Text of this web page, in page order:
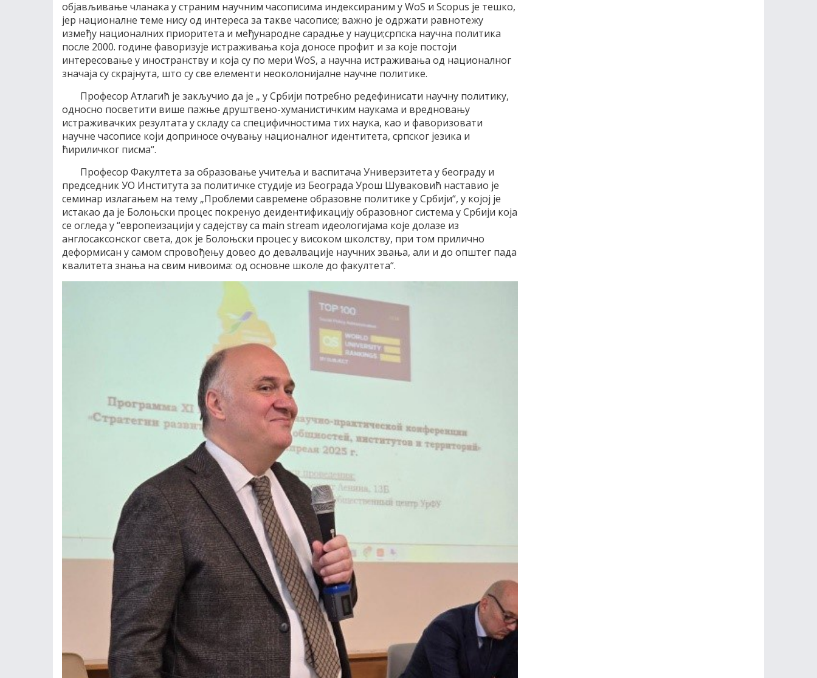
објављивање чланака у страним научним часописима индексираним у WoS и Scopus је тешко,
јер националне теме нису од интереса за такве часописе; важно је одржати равнотежу
између националних приоритета и међународне сарадње у науци;српска научна политика
после 2000. године фаворизује истраживања која доносе профит и за које постоји
интересовање у иностранству и која су по мери WoS, а научна истраживања од националног
значаја су скрајнута, што су све елементи неоколонијалне научне политике.
Професор Атлагић је закључио да је „ у Србији потребно редефинисати научну политику,
односно посветити више пажње друштвено-хуманистичким наукама и вредновању
истраживачких резултата у складу са специфичностима тих наука, као и фаворизовати
научне часописе који доприносе очувању националног идентитета, српског језика и
ћириличког писма“.
Професор Факултета за образовање учитеља и васпитача Универзитета у београду и
председник УО Института за политичке студије из Београда Урош Шуваковић наставио је
семинар излагањем на тему „Проблеми савремене образовне политике у Србији“, у којој је
истакао да је Болоњски процес покренуо деидентификацију образовног система у Србији која
се огледа у “европеизацији у садејству са main stream идеологијама које долазе из
англосаксонског света, док је Болоњски процес у високом школству, при том прилично
деформисан у самом спровођењу довео до девалвације научних звања, али и до општег пада
квалитета знања на свим нивоима: од основне школе до факултета“.